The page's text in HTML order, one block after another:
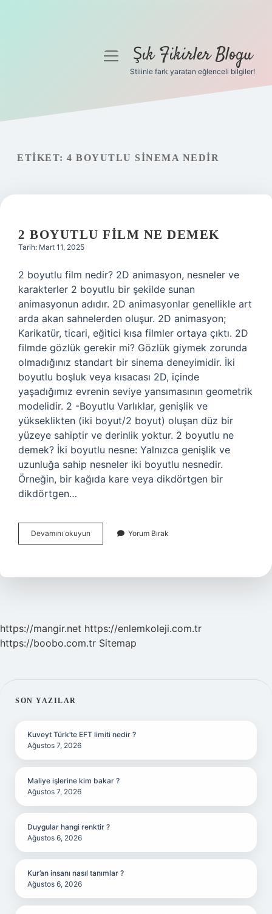
Gizlilik Politikası
menüyüŞık Fikirler Blogu
Stilinle fark yaratan eğlenceli bilgiler!
ETIKET: 4 BOYUTLU SINEMA NEDIR
2 BOYUTLU FILM NE DEMEK
Tarih: Mart 11, 2025
2 boyutlu film nedir? 2D animasyon, nesneler ve
karakterler 2 boyutlu bir şekilde sunan
animasyonun adıdır. 2D animasyonlar genellikle art
arda akan sahnelerden oluşur. 2D animasyon;
Karikatür, ticari, eğitici kısa filmler ortaya çıktı. 2D
filmde gözlük gerekir mi? Gözlük giymek zorunda
olmadığınız standart bir sinema deneyimidir. İki
boyutlu boşluk veya kısacası 2D, içinde
yaşadığımız evrenin seviye yansımasının geometrik
modelidir. 2 -Boyutlu Varlıklar, genişlik ve
yükseklikten (iki boyut/2 boyut) oluşan düz bir
yüzeye sahiptir ve derinlik yoktur. 2 boyutlu ne
demek? İki boyutlu nesne: Yalnızca genişlik ve
uzunluğa sahip nesneler iki boyutlu nesnedir.
Örneğin, bir kağıda kare veya dikdörtgen bir
dikdörtgen…
Devamını okuyun
Boyutlu
Demek
Yorum Bırak
https://mangir.net https://enlemkoleji.com.tr
https://boobo.com.tr Sitemap
SIDEBAR
SON YAZILAR
Kuveyt Türk’te EFT limiti nedir ?
Ağustos 7, 2026
Maliye işlerine kim bakar ?
Ağustos 7, 2026
Duygular hangi renktir ?
Ağustos 6, 2026
Kur’an insanı nasıl tanımlar ?
Ağustos 6, 2026